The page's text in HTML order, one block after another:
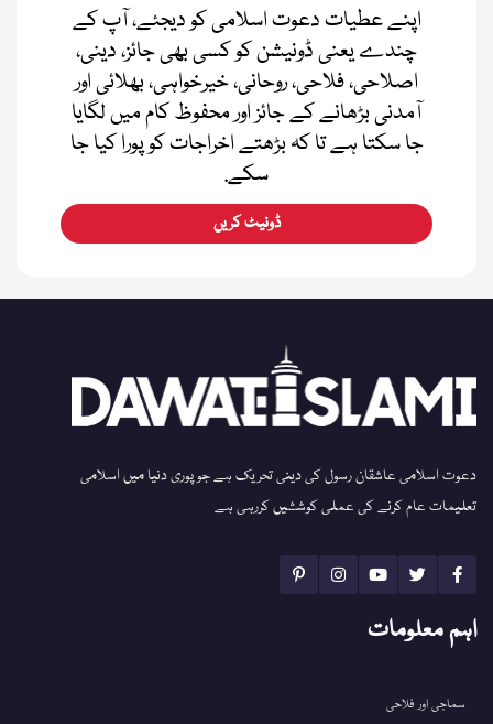
اپنے عطیات دعوت اسلامی کو دیجئے، آپ کے
چندے یعنی ڈونیشن کو کسی بھی جائز، دینی،
اصلاحی، فلاحی، روحانی، خیرخواہی، بھلائی اور
آمدنی بڑھانے کے جائز اور محفوظ کام میں لگایا
جا سکتا ہے تا کہ بڑھتے اخراجات کو پورا کیا جا
سکے.
ڈونیٹ کریں
دعوت اسلامی عاشقان رسول کی دینی تحریک ہے جو پوری دنیا میں اسلامی
تعلیمات عام کرنے کی عملی کوششیں کررہی ہے
اہم معلومات
سماجی اور فلاحی